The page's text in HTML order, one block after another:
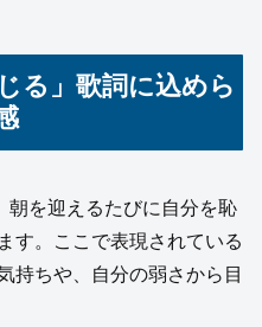
る」歌詞に込めら
朝を迎えるたびに自分を恥
す。ここで表現されている
持ちや、自分の弱さから目